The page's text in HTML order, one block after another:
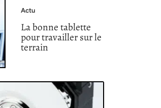
Actu
La bonne tablette
pour travailler sur le
terrain